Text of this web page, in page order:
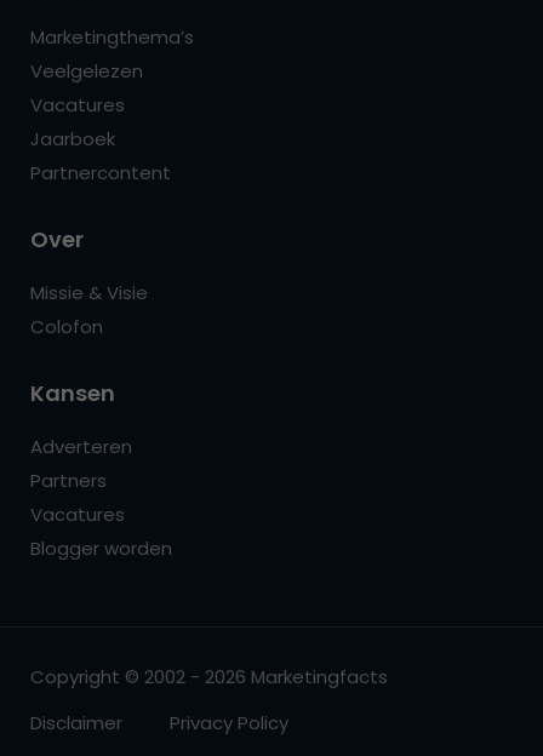
Marketingthema’s
Veelgelezen
Vacatures
Jaarboek
Partnercontent
Over
Missie & Visie
Colofon
Kansen
Adverteren
Partners
Vacatures
Blogger worden
Copyright © 2002 - 2026 Marketingfacts
Disclaimer
Privacy Policy